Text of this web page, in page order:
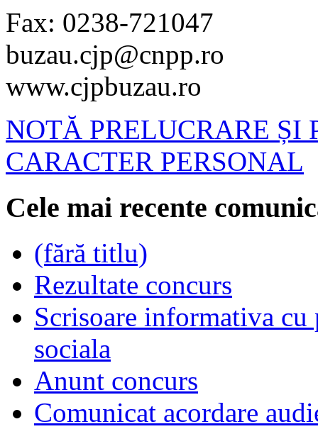
Fax: 0238-721047
buzau.cjp@cnpp.ro
www.cjpbuzau.ro
NOTĂ PRELUCRARE ȘI
CARACTER PERSONAL
Cele mai recente
(fără titlu)
Rezultate concurs
Scrisoare informativa
sociala
Anunt concurs
Comunicat acordare